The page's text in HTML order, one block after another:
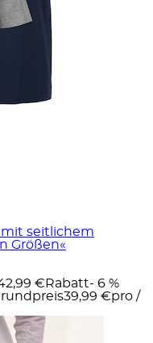
mit seitlichem
Größen«
€ Rabatt- 6 %
39,99 €pro /